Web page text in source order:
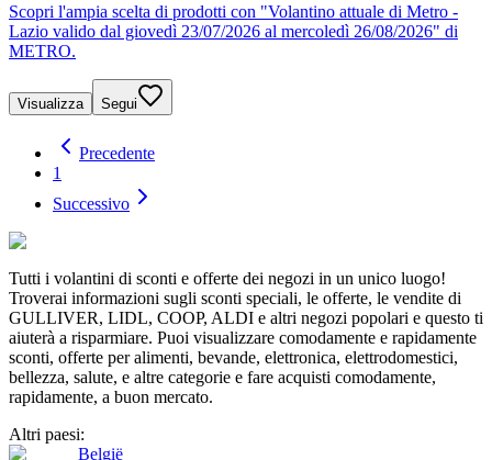
Scopri l'ampia scelta di prodotti con "Volantino attuale di Metro -
Lazio valido dal giovedì 23/07/2026 al mercoledì 26/08/2026" di
METRO.
Visualizza Segui
Precedente
1
Successivo
Tutti i volantini di sconti e offerte dei negozi in un unico luogo!
Troverai informazioni sugli sconti speciali, le offerte, le vendite di
GULLIVER, LIDL, COOP, ALDI e altri negozi popolari e questo ti
aiuterà a risparmiare. Puoi visualizzare comodamente e rapidamente
sconti, offerte per alimenti, bevande, elettronica, elettrodomestici,
bellezza, salute, e altre categorie e fare acquisti comodamente,
rapidamente, a buon mercato.
Altri paesi:
België